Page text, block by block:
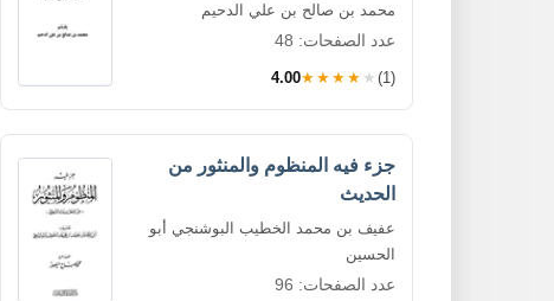
محمد بن صالح بن علي الدحيم
عدد الصفحات: 48
4.00★★★★★ (1)
جزء فيه المنظوم والمنثور من
الحديث
عفيف بن محمد الخطيب البوشنجي أبو
الحسين
عدد الصفحات: 96